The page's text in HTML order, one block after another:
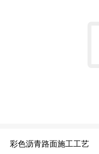
彩色沥青路面施工工艺